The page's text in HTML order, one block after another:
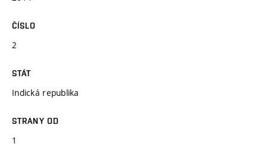
ČÍSLO
2
STÁT
Indická republika
STRANY OD
1